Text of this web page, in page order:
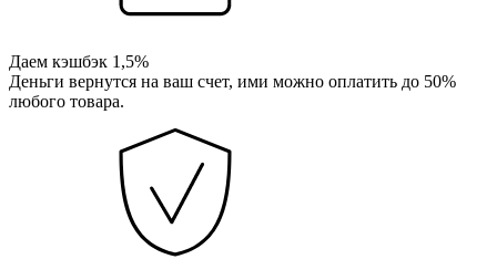
Даем кэшбэк 1,5%
Деньги вернутся на ваш счет, ими можно оплатить до 50%
любого товара.